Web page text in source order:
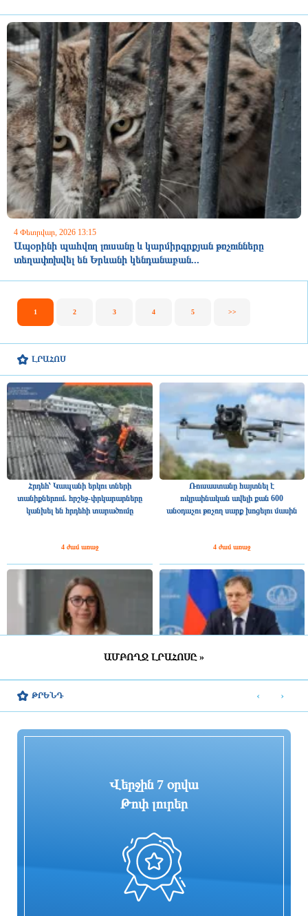
ԼՐԱՀՈՍ
Հրդեհ՝ Կապանի երկու տների
տանիքներում. հրշեջ-փրկարարները
կանխել են հրդեհի տարածումը
4 ժամ առաջ
Ռուսաստանը հայտնել է
ուկրաինական ավելի քան 600
անօդաչու թռչող սարք խոցելու մասին
4 ժամ առաջ
հետախուզության ծառայության պետի
պաշտոնում
պատրաստ լինի
Որքան է կազմում ՀՀ մշտական
Բենզալցակայանում տեղի է ունեցել
ԱՄԲՈՂՋ ԼՐԱՀՈՍԸ »
4 Փետրվար, 2026 13:15
Ապօրինի պահվող լուսանը և կարմիրգրքյան թռչունները
տեղափոխվել են Երևանի կենդանաբան...
1 2 3 4 5 >>
ԹՐԵՆԴ ‹ ›